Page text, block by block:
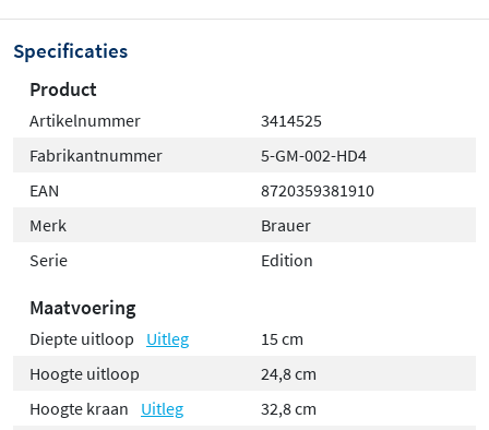
Specificaties
Product
Artikelnummer
3414525
Fabrikantnummer
5-GM-002-HD4
EAN
8720359381910
Merk
Brauer
Serie
Edition
Maatvoering
Diepte uitloop Uitleg
15 cm
Hoogte uitloop
24,8 cm
Hoogte kraan
Uitleg
32,8 cm